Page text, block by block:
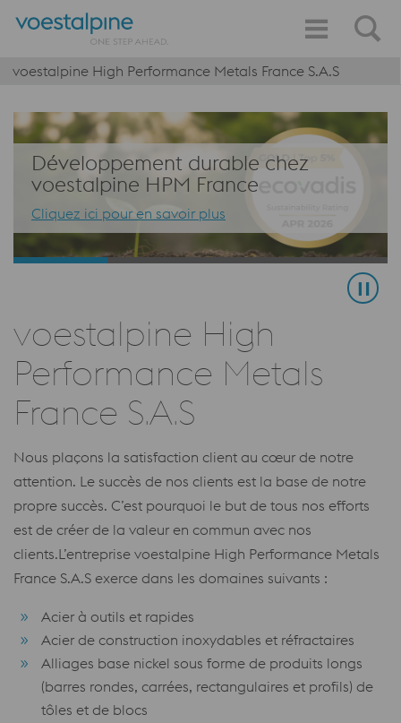
voestalpine High Performance Metals France S.A.S
Développement durable chez
voestalpine HPM France
Cliquez ici pour en savoir plus
voestalpine High
Performance Metals
France S.A.S
Nous plaçons la satisfaction client au cœur de notre
attention. Le succès de nos clients est la base de notre
propre succès. C’est pourquoi le but de tous nos efforts
est de créer de la valeur en commun avec nos
clients.L’entreprise voestalpine High Performance Metals
France S.A.S exerce dans les domaines suivants :
Acier à outils et rapides
Acier de construction inoxydables et réfractaires
Alliages base nickel sous forme de produits longs
(barres rondes, carrées, rectangulaires et profils) de
tôles et de blocs